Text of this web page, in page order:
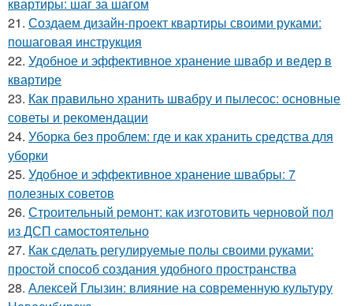
21. Создаем дизайн-проект квартиры своими руками:
пошаговая инструкция
22. Удобное и эффективное хранение швабр и ведер в
квартире
23. Как правильно хранить швабру и пылесос: основные
советы и рекомендации
24. Уборка без проблем: где и как хранить средства для
уборки
25. Удобное и эффективное хранение швабры: 7
полезных советов
26. Строительный ремонт: как изготовить черновой пол
из ДСП самостоятельно
27. Как сделать регулируемые полы своими руками:
простой способ создания удобного пространства
28. Алексей Глызин: влияние на современную культуру